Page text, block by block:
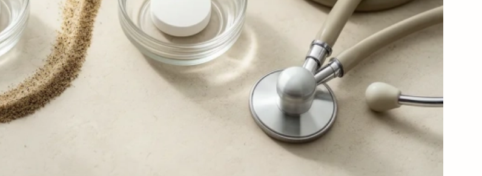
Active Cialis Super Active
Tadalafil
Tadalista Super Active
Tadalafil
Tabs Cialis Soft Tabs Levitra Soft Tabs
Vardenafil
Kamagra Polo